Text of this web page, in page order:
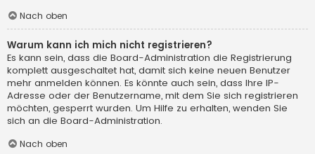
Nach oben
Warum kann ich mich nicht registrieren?
Es kann sein, dass die Board-Administration die Registrierung
komplett ausgeschaltet hat, damit sich keine neuen Benutzer
mehr anmelden können. Es könnte auch sein, dass Ihre IP-
Adresse oder der Benutzername, mit dem Sie sich registrieren
möchten, gesperrt wurden. Um Hilfe zu erhalten, wenden Sie
sich an die Board-Administration.
Nach oben